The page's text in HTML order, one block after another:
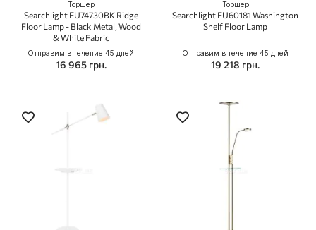
Торшер
Searchlight EU74730BK Ridge
Floor Lamp - Black Metal, Wood
& White Fabric
Отправим в течение 45 дней
16 965 грн.
Торшер
Searchlight EU60181 Washington
Shelf Floor Lamp
Отправим в течение 45 дней
19 218 грн.